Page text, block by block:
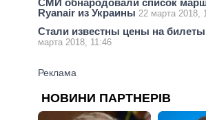
СМИ обнародовали список
Ryanair из Украины 22 марта 2018,
Стали известны цены на
марта 2018, 11:46